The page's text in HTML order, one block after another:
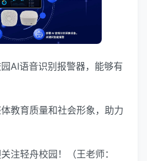
AI语音识别报警器，能够有
教育质量和社会形象，助力
注轻舟校园！（王老师：